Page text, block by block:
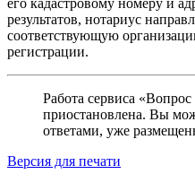
его кадастровому номеру и
результатов, нотариус
соответствующую
регистрации.
Работа сервиса
приостановлена. Вы
ответами, уже
Версия для печати